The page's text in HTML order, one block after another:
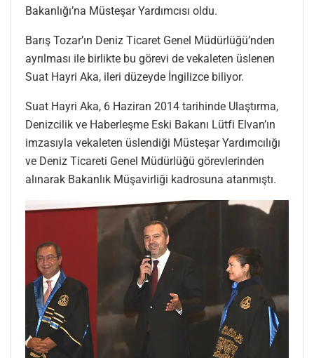
Bakanlığı’na Müsteşar Yardımcısı oldu.
Barış Tozar’ın Deniz Ticaret Genel Müdürlüğü’nden
ayrılması ile birlikte bu görevi de vekaleten üslenen
Suat Hayri Aka, ileri düzeyde İngilizce biliyor.
Suat Hayri Aka, 6 Haziran 2014 tarihinde Ulaştırma,
Denizcilik ve Haberleşme Eski Bakanı Lütfi Elvan’ın
imzasıyla vekaleten üslendiği Müsteşar Yardımcılığı
ve Deniz Ticareti Genel Müdürlüğü görevlerinden
alınarak Bakanlık Müşavirliği kadrosuna atanmıştı.